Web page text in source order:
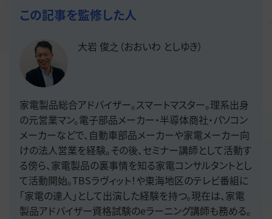
この記事を監修した人
大岩 俊之（おおいわ としゆき）
家電製品総合アドバイザー。スマートマスター。理系出身
の元営業マン。電子部品メーカー・半導体商社・パソコン
メーカーなどで、自動車部品メーカーや家電メーカー向
けの法人営業を経験。その後、セミナー講師として活動す
る傍ら、家電製品の裏事情を知る家電コンサルタントとし
て活動開始。TBSラヴィット！や東海地区のテレビ番組に
「家電の達人」として出演した経験を持つ。現在は、家電
製品アドバイザー資格試験のeラーニング講師も務める。